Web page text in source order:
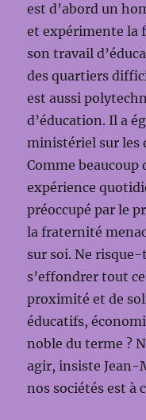
est d’abord un
et expérimente la
son travail
des quartiers
est aussi
d’éducation. Il a
ministériel sur les
Comme beaucoup
expérience
préoccupé par le
la fraternité
sur soi. Ne
s’effondrer tout
proximité et de
éducatifs,
noble du terme ?
agir, insiste Jean-
nos sociétés est à